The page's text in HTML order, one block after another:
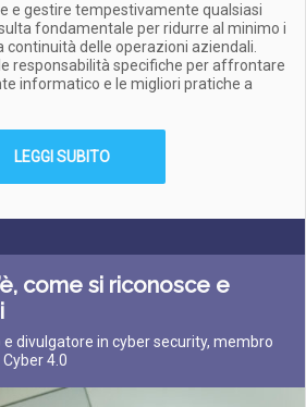
e gestire tempestivamente qualsiasi
fondamentale per ridurre al minimo i
continuità delle operazioni aziendali.
responsabilità specifiche per affrontare
informatico e le migliori pratiche a
LEGGI SUBITO
come si riconosce e
e divulgatore in cyber security, membro
4.0